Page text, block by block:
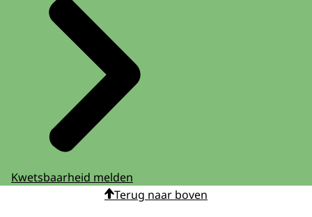
Kwetsbaarheid melden
Terug naar boven